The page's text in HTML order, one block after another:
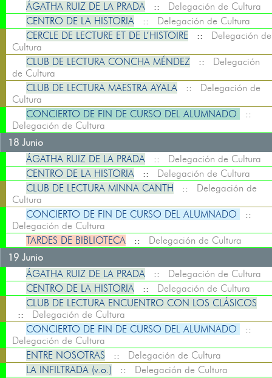
ÁGATHA RUIZ DE LA PRADA :: Delegación de Cultura
CENTRO DE LA HISTORIA :: Delegación de Cultura
CERCLE DE LECTURE ET DE L’HISTOIRE :: Delegación de
Cultura
CLUB DE LECTURA CONCHA MÉNDEZ :: Delegación
de Cultura
CLUB DE LECTURA MAESTRA AYALA :: Delegación de
Cultura
CONCIERTO DE FIN DE CURSO DEL ALUMNADO
::
Delegación de Cultura
18 Junio
ÁGATHA RUIZ DE LA PRADA :: Delegación de Cultura
CENTRO DE LA HISTORIA :: Delegación de Cultura
CLUB DE LECTURA MINNA CANTH :: Delegación de
Cultura
CONCIERTO DE FIN DE CURSO DEL ALUMNADO
::
Delegación de Cultura
TARDES DE BIBLIOTECA :: Delegación de Cultura
19 Junio
ÁGATHA RUIZ DE LA PRADA :: Delegación de Cultura
CENTRO DE LA HISTORIA :: Delegación de Cultura
CLUB DE LECTURA ENCUENTRO CON LOS CLÁSICOS
:: Delegación de Cultura
CONCIERTO DE FIN DE CURSO DEL ALUMNADO
::
Delegación de Cultura
ENTRE NOSOTRAS :: Delegación de Cultura
LA INFILTRADA (v.o.) :: Delegación de Cultura